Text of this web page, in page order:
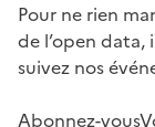
Pour ne rien
de l’open
suivez nos
Abonnez-vous